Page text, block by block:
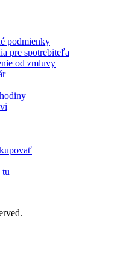
podmienky
pre spotrebiteľa
od zmluvy